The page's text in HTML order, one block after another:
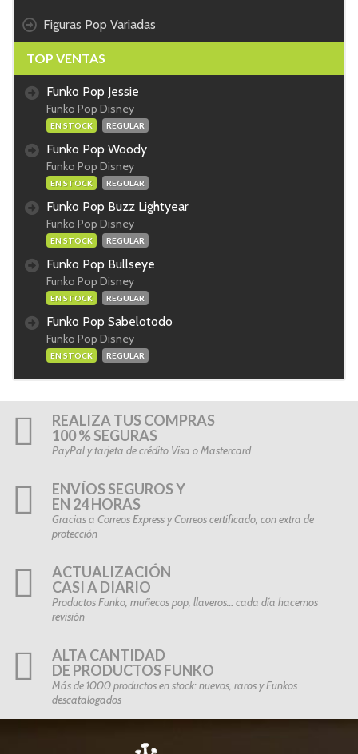
Figuras Pop Variadas
TOP VENTAS
Funko Pop Jessie
Funko Pop Disney
EN STOCK REGULAR
Funko Pop Woody
Funko Pop Disney
EN STOCK REGULAR
Funko Pop Buzz Lightyear
Funko Pop Disney
EN STOCK REGULAR
Funko Pop Bullseye
Funko Pop Disney
EN STOCK REGULAR
Funko Pop Sabelotodo
Funko Pop Disney
EN STOCK REGULAR
REALIZA TUS COMPRAS
100 % SEGURAS
PayPal y tarjeta de crédito Visa o Mastercard
ENVÍOS SEGUROS Y
EN 24 HORAS
Gracias a Correos Express y Correos certificado, con extra de
protección
ACTUALIZACIÓN
CASI A DIARIO
Productos Funko, muñecos pop, llaveros… cada día hacemos
revisión
ALTA CANTIDAD
DE PRODUCTOS FUNKO
Más de 1000 productos en stock: nuevos, raros y Funkos
descatalogados